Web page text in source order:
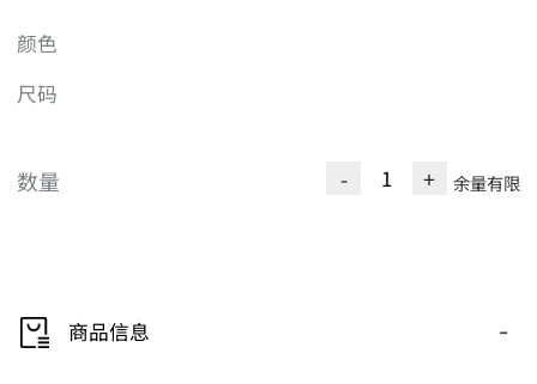
颜色
尺码
数量 - + 余量有限
商品信息 -